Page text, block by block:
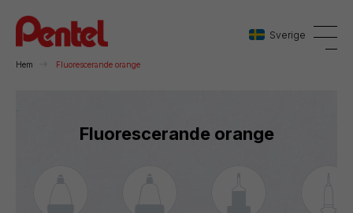
Sverige
Hem Fluorescerande orange
Fluorescerande orange